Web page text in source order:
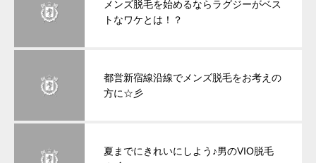
メンズ脱毛を始めるならラグジーがベス
トなワケとは！？
都営新宿線沿線でメンズ脱毛をお考えの
方に☆彡
夏までにきれいにしよう♪男のVIO脱毛